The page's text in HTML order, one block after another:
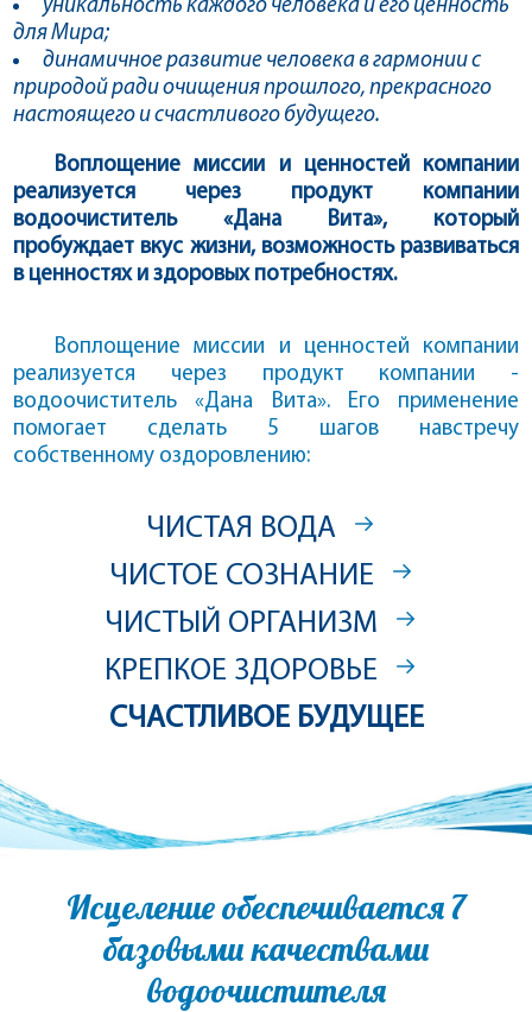
уникальность каждого человека и его ценность
для Мира;
динамичное развитие человека в гармонии с
природой ради очищения прошлого, прекрасного
настоящего и счастливого будущего.
Воплощение миссии и ценностей компании
реализуется через продукт компании
водоочиститель «Дана Вита», который
пробуждает вкус жизни, возможность развиваться
в ценностях и здоровых потребностях.
Воплощение миссии и ценностей компании
реализуется через продукт компании -
водоочиститель «Дана Вита». Его применение
помогает сделать 5 шагов навстречу
собственному оздоровлению:
ЧИСТАЯ ВОДА
ЧИСТОЕ СОЗНАНИЕ
ЧИСТЫЙ ОРГАНИЗМ
КРЕПКОЕ ЗДОРОВЬЕ
СЧАСТЛИВОЕ БУДУЩЕЕ
Исцеление обеспечивается 7
базовыми качествами
водоочистителя